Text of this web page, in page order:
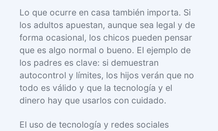
Lo que ocurre en casa también importa. Si
los adultos apuestan, aunque sea legal y de
forma ocasional, los chicos pueden pensar
que es algo normal o bueno. El ejemplo de
los padres es clave: si demuestran
autocontrol y límites, los hijos verán que no
todo es válido y que la tecnología y el
dinero hay que usarlos con cuidado.
El uso de tecnología y redes sociales